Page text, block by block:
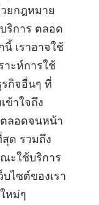
ยกฎหมาย
ริการ ตลอด
นี้ เราอาจใช้
ะห์การใช้
กิจอื่นๆ ที่
ข้าใจถึง
ลอดจนหน้า
ด รวมถึง
ะใช้บริการ
ไซต์ของเรา
หม่ๆ